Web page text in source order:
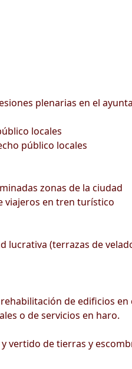
plenarias en el
locales
público locales
zonas de la ciudad
viajeros en tren turístico
lucrativa (terrazas de
de edificios
o de servicios en haro.
vertido de tierras y